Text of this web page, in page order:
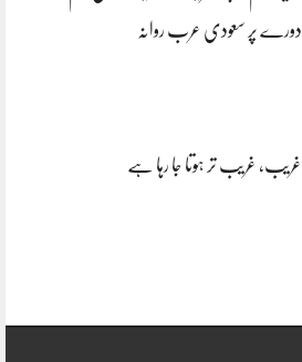
دورے پر سعودی عرب روانہ
غریب، غریب تر ہوتا جا رہا ہے